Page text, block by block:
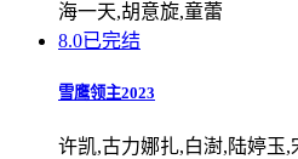
海一天,胡意旋,童蕾
8.0已完结
雪鹰领主2023
许凯,古力娜扎,白澍,陆婷玉